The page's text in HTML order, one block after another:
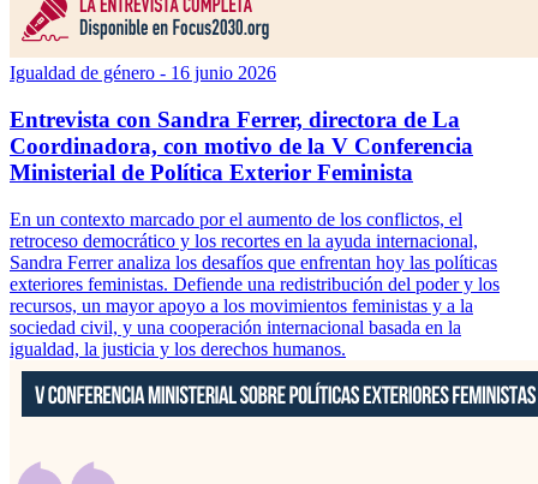
Igualdad de género - 16 junio 2026
Entrevista con Sandra Ferrer, directora de La
Coordinadora, con motivo de la V Conferencia
Ministerial de Política Exterior Feminista
En un contexto marcado por el aumento de los conflictos, el
retroceso democrático y los recortes en la ayuda internacional,
Sandra Ferrer analiza los desafíos que enfrentan hoy las políticas
exteriores feministas. Defiende una redistribución del poder y los
recursos, un mayor apoyo a los movimientos feministas y a la
sociedad civil, y una cooperación internacional basada en la
igualdad, la justicia y los derechos humanos.